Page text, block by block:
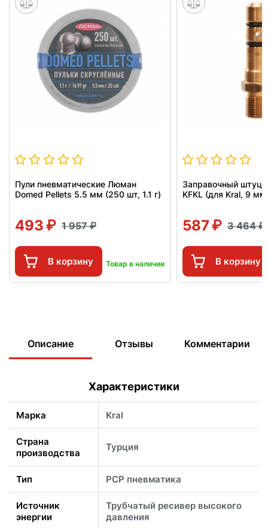
Пули пневматические Люман
Domed Pellets 5.5 мм (250 шт, 1.1 г)
493 1 957
В корзину Товар в наличии
Заправочный
KFKL (для Kral, 9
587 3 464
В корзину
Описание Отзывы Комментарии
Характеристики
Марка Kral
Страна
производства
Турция
Тип PCP пневматика
Источник
энергии
Трубчатый ресивер высокого
давления